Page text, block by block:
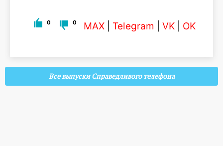
0 0 MAX Telegram VK OK
Все выпуски Справедливого телефона